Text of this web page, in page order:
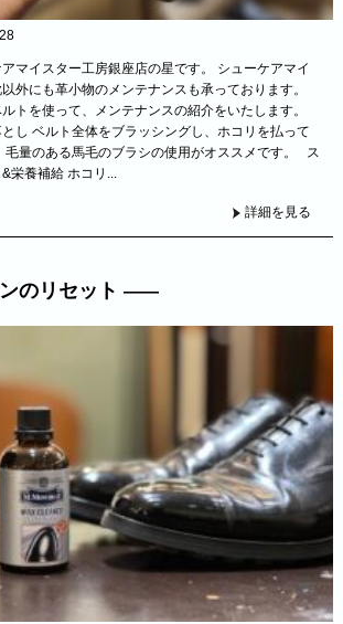
マイスター工房銀座店の星です。 シューケアマイ
外にも革小物のメンテナンスも承っております。
トを使って、メンテナンスの紹介をいたします。
し ベルト全体をブラッシングし、ホコリを払って
毛量のある馬毛のブラシの使用がオススメです。 ス
養補給 ホコリ...
詳細を見る
のリセット